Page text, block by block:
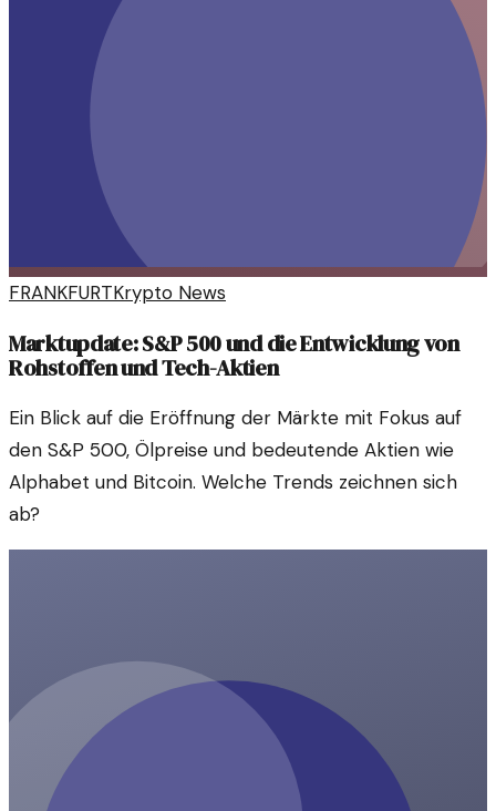
FRANKFURTKrypto News
Marktupdate: S&P 500 und die Entwicklung von
Rohstoffen und Tech-Aktien
Ein Blick auf die Eröffnung der Märkte mit Fokus auf
den S&P 500, Ölpreise und bedeutende Aktien wie
Alphabet und Bitcoin. Welche Trends zeichnen sich
ab?